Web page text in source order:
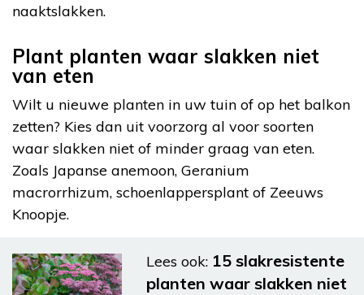
naaktslakken.
Plant planten waar slakken niet
van eten
Wilt u nieuwe planten in uw tuin of op het balkon
zetten? Kies dan uit voorzorg al voor soorten
waar slakken niet of minder graag van eten.
Zoals Japanse anemoon, Geranium
macrorrhizum, schoenlappersplant of Zeeuws
Knoopje.
Lees ook: 15 slakresistente
planten waar slakken niet